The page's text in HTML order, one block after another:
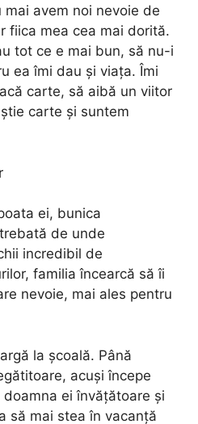
avem noi nevoie de
fiica mea cea mai dorită.
tot ce e mai bun, să nu-i
ea îmi dau și viața. Îmi
carte, să aibă un viitor
carte și suntem
ei, bunica
de unde
incredibil de
familia încearcă să îi
nevoie, mai ales pentru
la școală. Până
acuși începe
ei învățătoare și
să mai stea în vacanță